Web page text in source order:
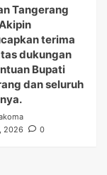
Tangerang
terima
dukungan
Bupati
dan seluruh
2026
0